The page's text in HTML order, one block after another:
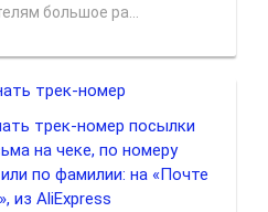
большое ра...
трек-номер посылки
на чеке, по номеру
по фамилии: на «Почте
из AliExpress